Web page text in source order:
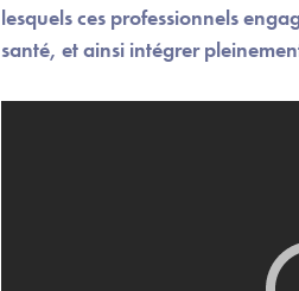
lesquels ces professionnels
santé, et ainsi intégrer